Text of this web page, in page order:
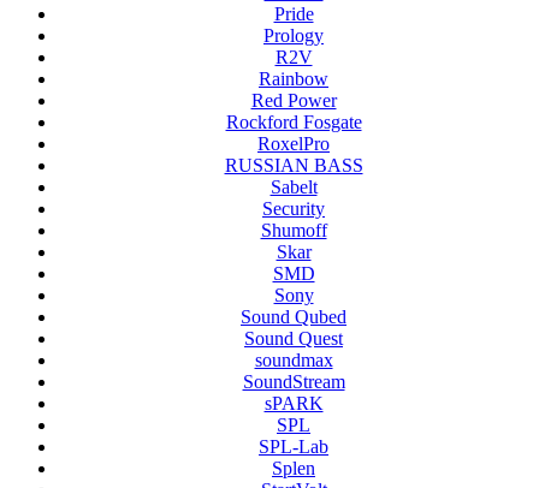
Pride
Prology
R2V
Rainbow
Red Power
Rockford Fosgate
RoxelPro
RUSSIAN BASS
Sabelt
Security
Shumoff
Skar
SMD
Sony
Sound Qubed
Sound Quest
soundmax
SoundStream
sPARK
SPL
SPL-Lab
Splen